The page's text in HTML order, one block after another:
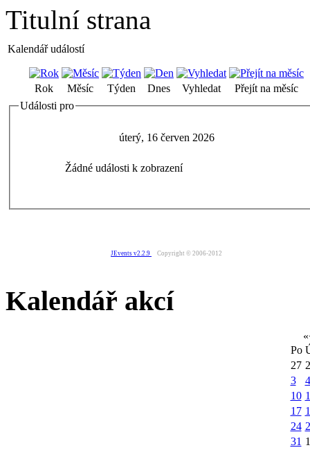
Titulní strana
Kalendář událostí
Rok Měsíc Týden Dnes Vyhledat
Přejít na měsíc
Události pro
úterý, 16 červen 2026
Žádné události k zobrazení
JEvents v2.2.9 Copyright © 2006-2012
Kalendář akcí
«
Po
27
3
4
10
17
24
31 1